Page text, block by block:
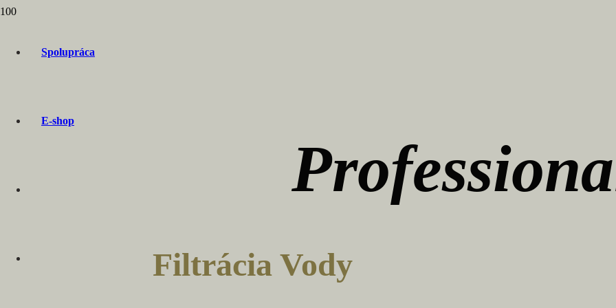
Spolupráca
E-shop
Filtrácia Vody